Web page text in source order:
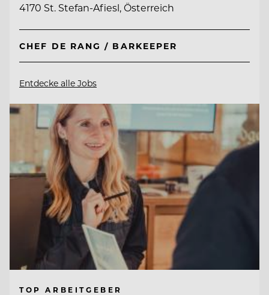
4170 St. Stefan-Afiesl, Österreich
CHEF DE RANG / BARKEEPER
Entdecke alle Jobs
TOP ARBEITGEBER